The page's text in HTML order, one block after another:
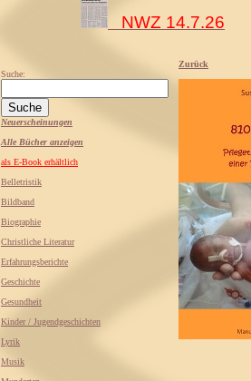
NWZ 14.7.26
Suche:
Neuerscheinungen
Alle Bücher anzeigen
als E-Book erhältlich
Belletristik
Bildband
Biographie
Christliche Literatur
Erfahrungsberichte
Geschichte
Gesundheit
Kinder / Jugendgeschichten
Lyrik
Musik
Zurück